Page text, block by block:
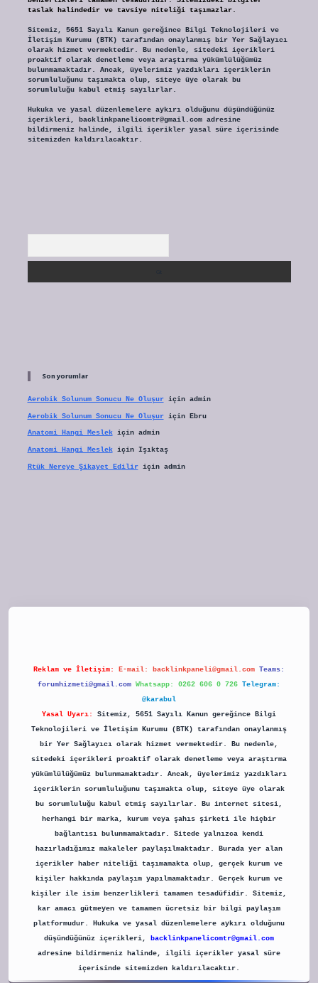
taslak halindedir ve tavsiye niteliği taşımazlar.
Sitemiz, 5651 Sayılı Kanun gereğince Bilgi Teknolojileri ve
İletişim Kurumu (BTK) tarafından onaylanmış bir Yer Sağlayıcı
olarak hizmet vermektedir. Bu nedenle, sitedeki içerikleri
proaktif olarak denetleme veya araştırma yükümlülüğümüz
bulunmamaktadır. Ancak, üyelerimiz yazdıkları içeriklerin
sorumluluğunu taşımakta olup, siteye üye olarak bu
sorumluluğu kabul etmiş sayılırlar.
Hukuka ve yasal düzenlemelere aykırı olduğunu düşündüğünüz
içerikleri, backlinkpanelicomtr@gmail.comadresine
bildirmeniz halinde, ilgili içerikler yasal süre içerisinde
sitemizden kaldırılacaktır.
Son yorumlar
Aerobik Solunum Sonucu Ne Oluşuriçin admin
Aerobik Solunum Sonucu Ne Oluşuriçin Ebru
Anatomi Hangi Meslekiçin admin
Anatomi Hangi Meslekiçin Işıktaş
Rtük Nereye Şikayet Ediliriçin admin
Reklam ve İletişim: E-mail: backlinkpaneli@gmail.com Teams:
forumhizmeti@gmail.com Whatsapp: 0262 606 0 726 Telegram:
@karabul
Yasal Uyarı:
Sitemiz, 5651 Sayılı Kanun gereğince Bilgi
Teknolojileri ve İletişim Kurumu (BTK) tarafından onaylanmış
bir Yer Sağlayıcı olarak hizmet vermektedir. Bu nedenle,
sitedeki içerikleri proaktif olarak denetleme veya araştırma
yükümlülüğümüz bulunmamaktadır. Ancak, üyelerimiz yazdıkları
içeriklerin sorumluluğunu taşımakta olup, siteye üye olarak
bu sorumluluğu kabul etmiş sayılırlar. Bu internet sitesi,
herhangi bir marka, kurum veya şahıs şirketi ile hiçbir
bağlantısı bulunmamaktadır. Sitede yalnızca kendi
hazırladığımız makaleler paylaşılmaktadır. Burada yer alan
içerikler haber niteliği taşımamakta olup, gerçek kurum ve
kişiler hakkında paylaşım yapılmamaktadır. Gerçek kurum ve
kişiler ile isim benzerlikleri tamamen tesadüfidir. Sitemiz,
kar amacı gütmeyen ve tamamen ücretsiz bir bilgi paylaşım
platformudur. Hukuka ve yasal düzenlemelere aykırı olduğunu
düşündüğünüz içerikleri,
backlinkpanelicomtr@gmail.com
adresine bildirmeniz halinde, ilgili içerikler yasal süre
içerisinde sitemizden kaldırılacaktır.